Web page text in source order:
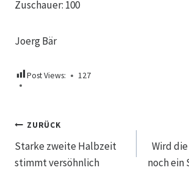
Zuschauer: 100
Joerg Bär
Post Views: 127
Beitragsnavigation
ZURÜCK
Starke zweite Halbzeit
stimmt versöhnlich
Wird
noch ein